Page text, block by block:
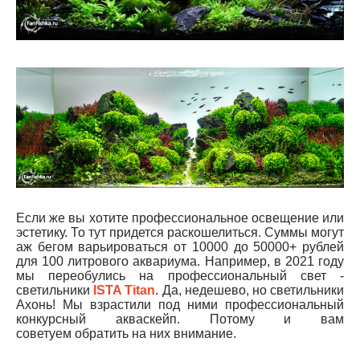
Если же вы хотите профессиональное освещение или
эстетику. То тут придется раскошелиться. Суммы могут
аж бегом варьироваться от 10000 до 50000+ рублей
для 100 литрового аквариума. Например, в 2021 году
мы переобулись на профессиональный свет -
светильники ISTA Titan. Да, недешево, но светильники
Ахонь! Мы взрастили под ними профессиональный
конкурсный акваскейп. Потому и вам
советуем обратить на них внимание.